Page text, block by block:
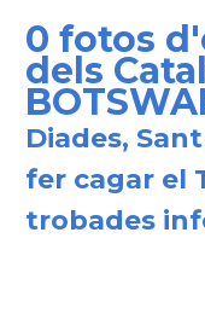
0 fotos
dels
Diades,
fer cagar el
trobades